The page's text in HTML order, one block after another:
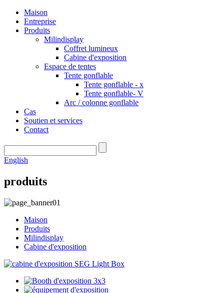
Maison
Entreprise
Produits
Milindisplay
Coffret lumineux
Cabine d'exposition
Espace de tentes
Tente gonflable
Tente gonflable - x
Tente gonflable- V
Arc / colonne gonflable
Cas
Soutien et services
Contact
English
produits
Maison
Produits
Milindisplay
Cabine d'exposition